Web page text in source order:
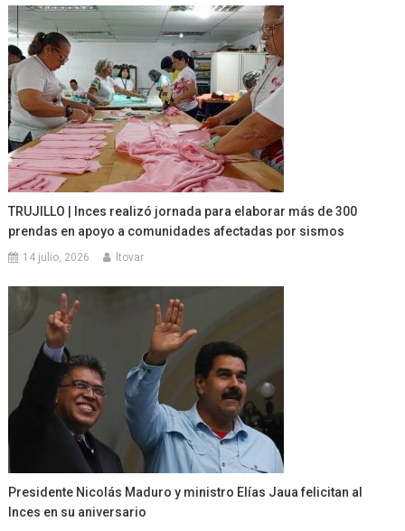
TRUJILLO | Inces realizó jornada para elaborar más de 300
prendas en apoyo a comunidades afectadas por sismos
14 julio, 2026 ltovar
Presidente Nicolás Maduro y ministro Elías Jaua felicitan al
Inces en su aniversario